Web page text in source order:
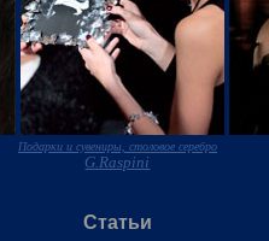
Подарки и сувениры, столовое серебро
G.Raspini
Статьи